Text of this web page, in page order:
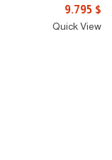
9.795 $
Quick View